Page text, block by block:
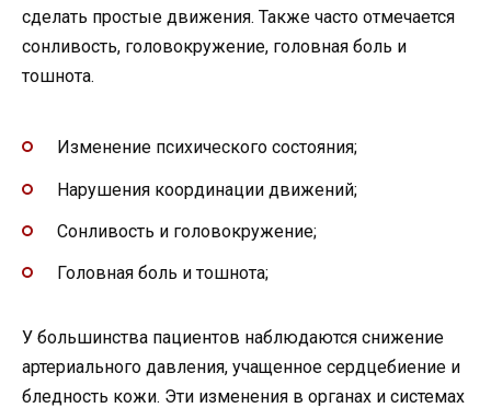
сделать простые движения. Также часто отмечается
сонливость, головокружение, головная боль и
тошнота.
Изменение психического состояния;
Нарушения координации движений;
Сонливость и головокружение;
Головная боль и тошнота;
У большинства пациентов наблюдаются снижение
артериального давления, учащенное сердцебиение и
бледность кожи. Эти изменения в органах и системах